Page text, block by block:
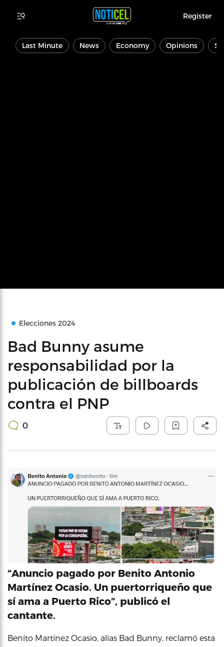
Register
Last Minute News Economy Opinions
Elecciones 2024
Bad Bunny asume
responsabilidad por la
publicación de billboards
contra el PNP
0
“Anuncio pagado por Benito Antonio
Martínez Ocasio. Un puertorriqueño que
sí ama a Puerto Rico”, publicó el
cantante.
Beníto Martínez Ocasio, alias Bad Bunny, reclamó esta